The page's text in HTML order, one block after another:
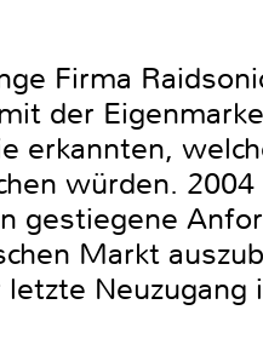
Firma
der
erkannten,
würden.
gestiegene
Markt
letzte